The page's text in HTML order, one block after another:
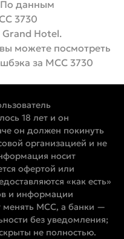
По данным
3730
Hotel.
можете посмотреть
за MCC 3730
18 лет и он
он должен покинуть
организацией и не
носит
офертой или
«как есть»
и информации
менять MCC, а банки —
без уведомления;
не полностью.